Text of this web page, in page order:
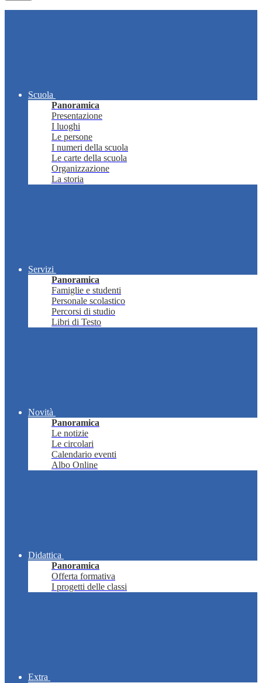
Scuola
Panoramica
Presentazione
I luoghi
Le persone
I numeri della scuola
Le carte della scuola
Organizzazione
La storia
Servizi
Panoramica
Famiglie e studenti
Personale scolastico
Percorsi di studio
Libri di Testo
Novità
Panoramica
Le notizie
Le circolari
Calendario eventi
Albo Online
Didattica
Panoramica
Offerta formativa
I progetti delle classi
Extra